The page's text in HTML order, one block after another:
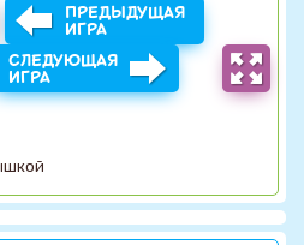
ПРЕДЫДУЩАЯ
ИГРА
СЛЕДУЮЩАЯ
ИГРА